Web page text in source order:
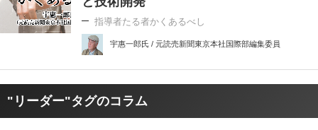
指導者たる者かくあるべし
宇惠一郎氏 / 元読売新聞東京本社国際部編集委員
"リーダー"タグのコラム